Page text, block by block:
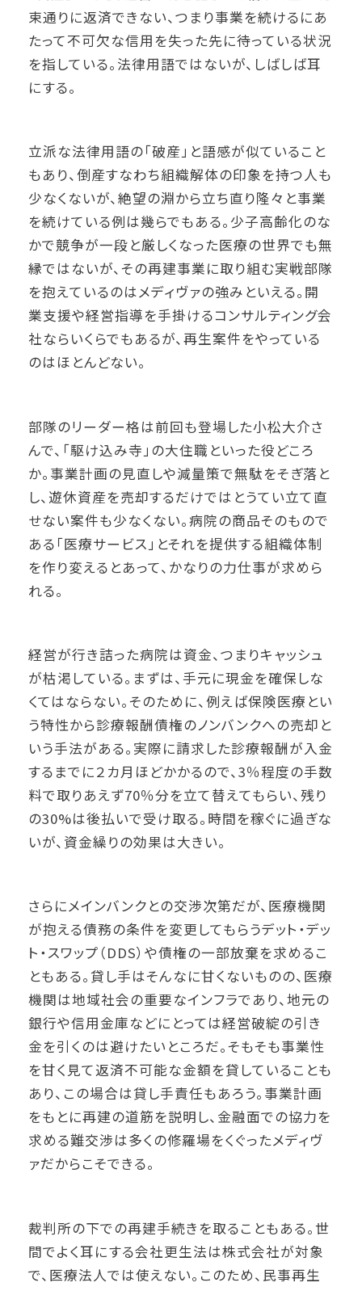
束通りに返済できない、つまり事業を続けるにあ
たって不可欠な信用を失った先に待っている状況
を指している。法律用語ではないが、しばしば耳
にする。
立派な法律用語の「破産」と語感が似ていること
もあり、倒産すなわち組織解体の印象を持つ人も
少なくないが、絶望の淵から立ち直り隆々と事業
を続けている例は幾らでもある。少子高齢化のな
かで競争が一段と厳しくなった医療の世界でも無
縁ではないが、その再建事業に取り組む実戦部隊
を抱えているのはメディヴァの強みといえる。開
業支援や経営指導を手掛けるコンサルティング会
社ならいくらでもあるが、再生案件をやっている
のはほとんどない。
部隊のリーダー格は前回も登場した小松大介さ
んで、「駆け込み寺」の大住職といった役どころ
か。事業計画の見直しや減量策で無駄をそぎ落と
し、遊休資産を売却するだけではとうてい立て直
せない案件も少なくない。病院の商品そのもので
ある「医療サービス」とそれを提供する組織体制
を作り変えるとあって、かなりの力仕事が求めら
れる。
経営が行き詰った病院は資金、つまりキャッシュ
が枯渇している。まずは、手元に現金を確保しな
くてはならない。そのために、例えば保険医療とい
う特性から診療報酬債権のノンバンクへの売却と
いう手法がある。実際に請求した診療報酬が入金
するまでに２カ月ほどかかるので、3％程度の手数
料で取りあえず70％分を立て替えてもらい、残り
の30%は後払いで受け取る。時間を稼ぐに過ぎな
いが、資金繰りの効果は大きい。
さらにメインバンクとの交渉次第だが、医療機関
が抱える債務の条件を変更してもらうデット・デッ
ト・スワップ（DDS）や債権の一部放棄を求めるこ
ともある。貸し手はそんなに甘くないものの、医療
機関は地域社会の重要なインフラであり、地元の
銀行や信用金庫などにとっては経営破綻の引き
金を引くのは避けたいところだ。そもそも事業性
を甘く見て返済不可能な金額を貸していることも
あり、この場合は貸し手責任もあろう。事業計画
をもとに再建の道筋を説明し、金融面での協力を
求める難交渉は多くの修羅場をくぐったメディヴ
ァだからこそできる。
裁判所の下での再建手続きを取ることもある。世
間でよく耳にする会社更生法は株式会社が対象
で、医療法人では使えない。このため、民事再生